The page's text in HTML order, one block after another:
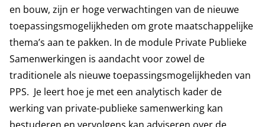
en bouw, zijn er hoge verwachtingen van de nieuwe
toepassingsmogelijkheden om grote maatschappelijke
thema’s aan te pakken. In de module Private Publieke
Samenwerkingen is aandacht voor zowel de
traditionele als nieuwe toepassingsmogelijkheden van
PPS. Je leert hoe je met een analytisch kader de
werking van private-publieke samenwerking kan